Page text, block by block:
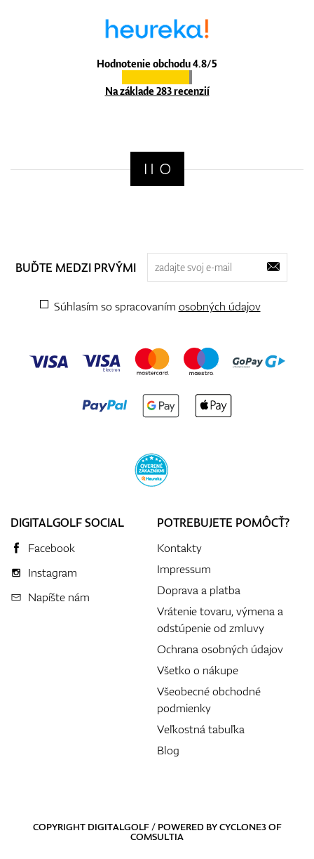
Hodnotenie obchodu 4.8/5
Na základe 283 recenzií
BUĎTE MEDZI PRVÝMI
Súhlasím so spracovaním osobných údajov
DIGITALGOLF SOCIAL
Facebook
Instagram
Napíšte nám
POTREBUJETE POMÔCŤ?
Kontakty
Impressum
Doprava a platba
Vrátenie tovaru, výmena a
odstúpenie od zmluvy
Ochrana osobných údajov
Všetko o nákupe
Všeobecné obchodné
podmienky
Veľkostná tabuľka
Blog
COPYRIGHT DIGITALGOLF / POWERED BYCYCLONE3OF
COMSULTIA